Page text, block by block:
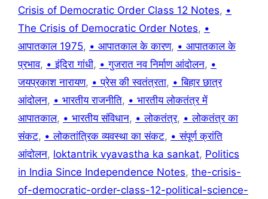
Crisis of Democratic Order Class 12 Notes, •
The Crisis of Democratic Order Notes, •
आपातकाल 1975, • आपातकाल के कारण, • आपातकाल के
प्रभाव, • इंदिरा गांधी, • गुजरात नव निर्माण आंदोलन, •
जयप्रकाश नारायण, • प्रेस की स्वतंत्रता, • बिहार छात्र
आंदोलन, • भारतीय राजनीति, • भारतीय लोकतंत्र में
आपातकाल, • भारतीय संविधान, • लोकतंत्र, • लोकतंत्र का
संकट, • लोकतांत्रिक व्यवस्था का संकट, • संपूर्ण क्रांति
आंदोलन, loktantrik vyavastha ka sankat, Politics
in India Since Independence Notes, the-crisis-
of-democratic-order-class-12-political-science-